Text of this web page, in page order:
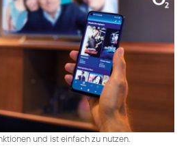
und ist einfach zu nutzen.